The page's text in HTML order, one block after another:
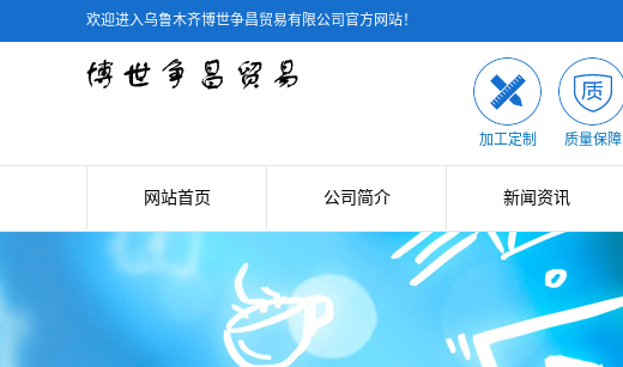
欢迎进入乌鲁木齐博世争昌贸易有限公司官方网站！
加工定制 质量保障
网站首页 公司简介
公司简介
联系我们
新闻资讯
公司新闻
行业新闻
技术知识